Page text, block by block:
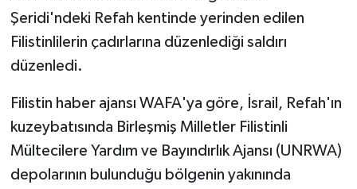
Şeridi'ndeki Refah kentinde yerinden edilen
Filistinlilerin çadırlarına düzenlediği saldırı
düzenledi.
Filistin haber ajansı WAFA'ya göre, İsrail, Refah'ın
kuzeybatısında Birleşmiş Milletler Filistinli
Mültecilere Yardım ve Bayındırlık Ajansı (UNRWA)
depolarının bulunduğu bölgenin yakınında